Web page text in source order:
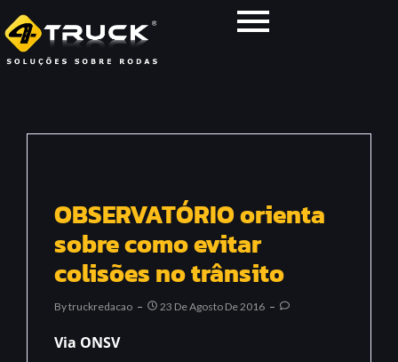
OBSERVATÓRIO orienta
sobre como evitar
colisões no trânsito
ByTruckredacao 23 De Agosto De 2016
Via ONSV